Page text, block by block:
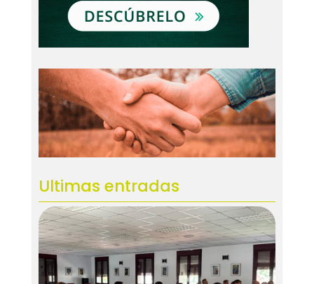
Ultimas entradas